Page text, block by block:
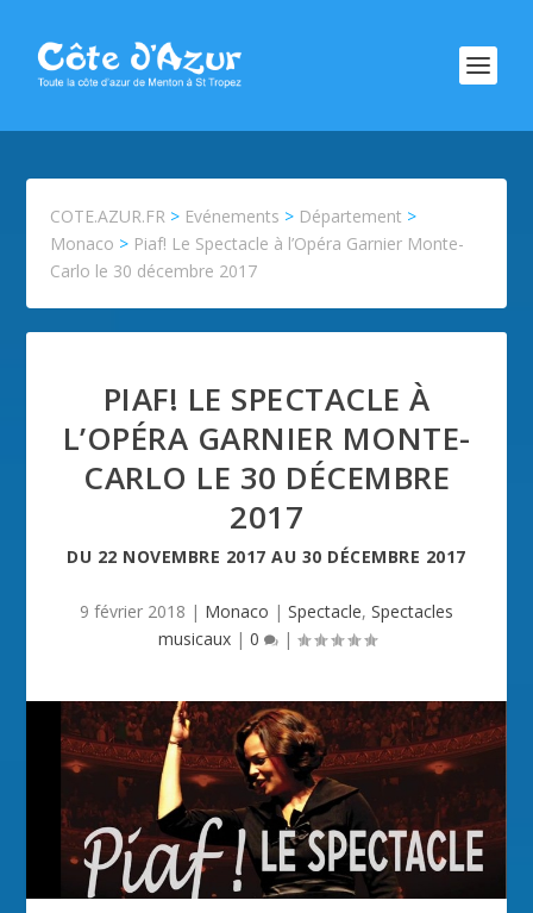
COTE.AZUR.FR > Evénements > Département >
Monaco > Piaf! Le Spectacle à l’Opéra Garnier Monte-
Carlo le 30 décembre 2017
PIAF! LE SPECTACLE À
L’OPÉRA GARNIER MONTE-
CARLO LE 30 DÉCEMBRE
2017
DU 22 NOVEMBRE 2017 AU 30 DÉCEMBRE 2017
9 février 2018 | Monaco | Spectacle, Spectacles
musicaux| 0 |